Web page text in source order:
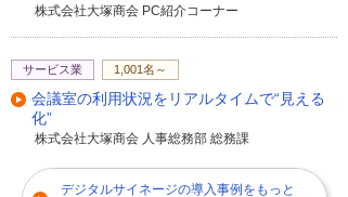
株式会社大塚商会 PC紹介コーナー
サービス業 1,001名～
会議室の利用状況をリアルタイムで“見える
化”
株式会社大塚商会 人事総務部 総務課
デジタルサイネージの導入事例をもっと